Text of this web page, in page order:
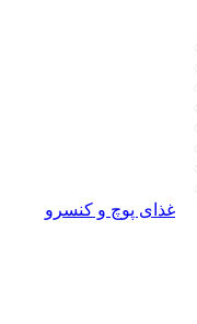
غذای پوچ و کنسرو